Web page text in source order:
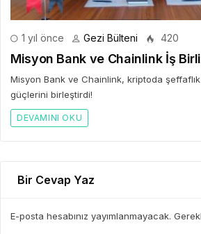
1 yıl önce Gezi Bülteni 420
Misyon Bank ve Chainlink İş
Misyon Bank ve Chainlink, kriptoda
güçlerini birleştirdi!
DEVAMINI OKU
Bir Cevap Yaz
E-posta hesabınız yayımlanmayacak.